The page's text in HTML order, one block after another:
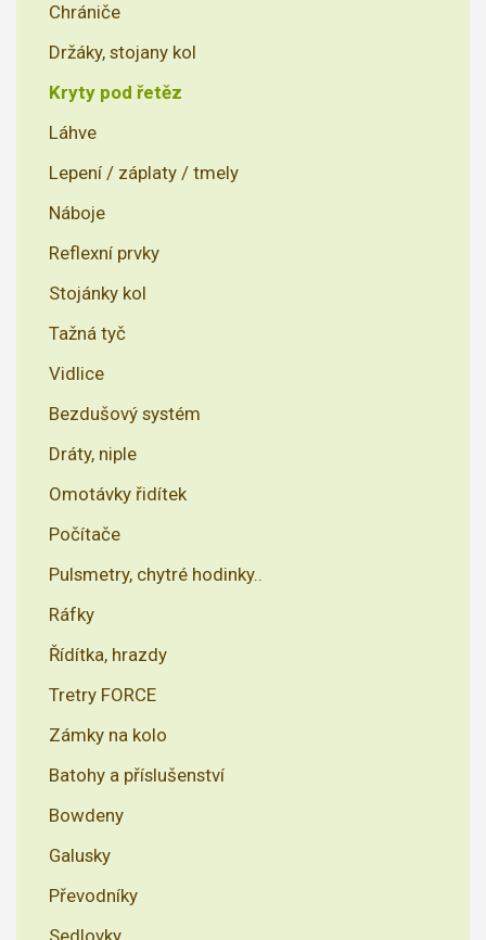
Chrániče
Držáky, stojany kol
Kryty pod řetěz
Láhve
Lepení / záplaty / tmely
Náboje
Reflexní prvky
Stojánky kol
Tažná tyč
Vidlice
Bezdušový systém
Dráty, niple
Omotávky řidítek
Počítače
Pulsmetry, chytré hodinky..
Ráfky
Řídítka, hrazdy
Tretry FORCE
Zámky na kolo
Batohy a příslušenství
Bowdeny
Galusky
Převodníky